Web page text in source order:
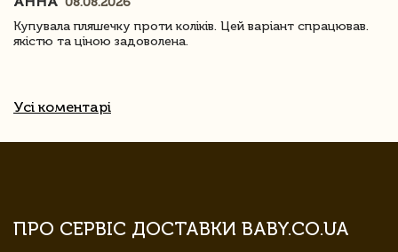
Купувала пляшечку проти коліків. Цей варіант спрацював.
якістю та ціною задоволена.
Усі коментарі
ПРО СЕРВІС ДОСТАВКИ BABY.CO.UA